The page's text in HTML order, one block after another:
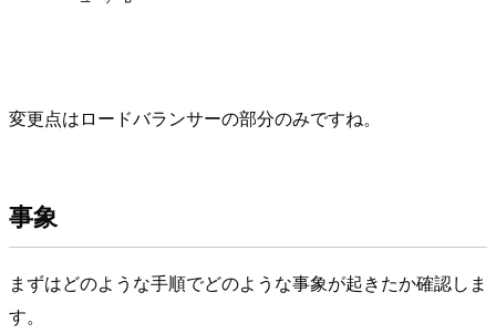
変更点はロードバランサーの部分のみですね。
事象
まずはどのような手順でどのような事象が起きたか確認しま
す。